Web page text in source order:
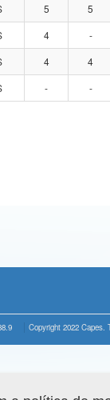
5 5
4 -
4 4
- -
Copyright 2022 Capes.